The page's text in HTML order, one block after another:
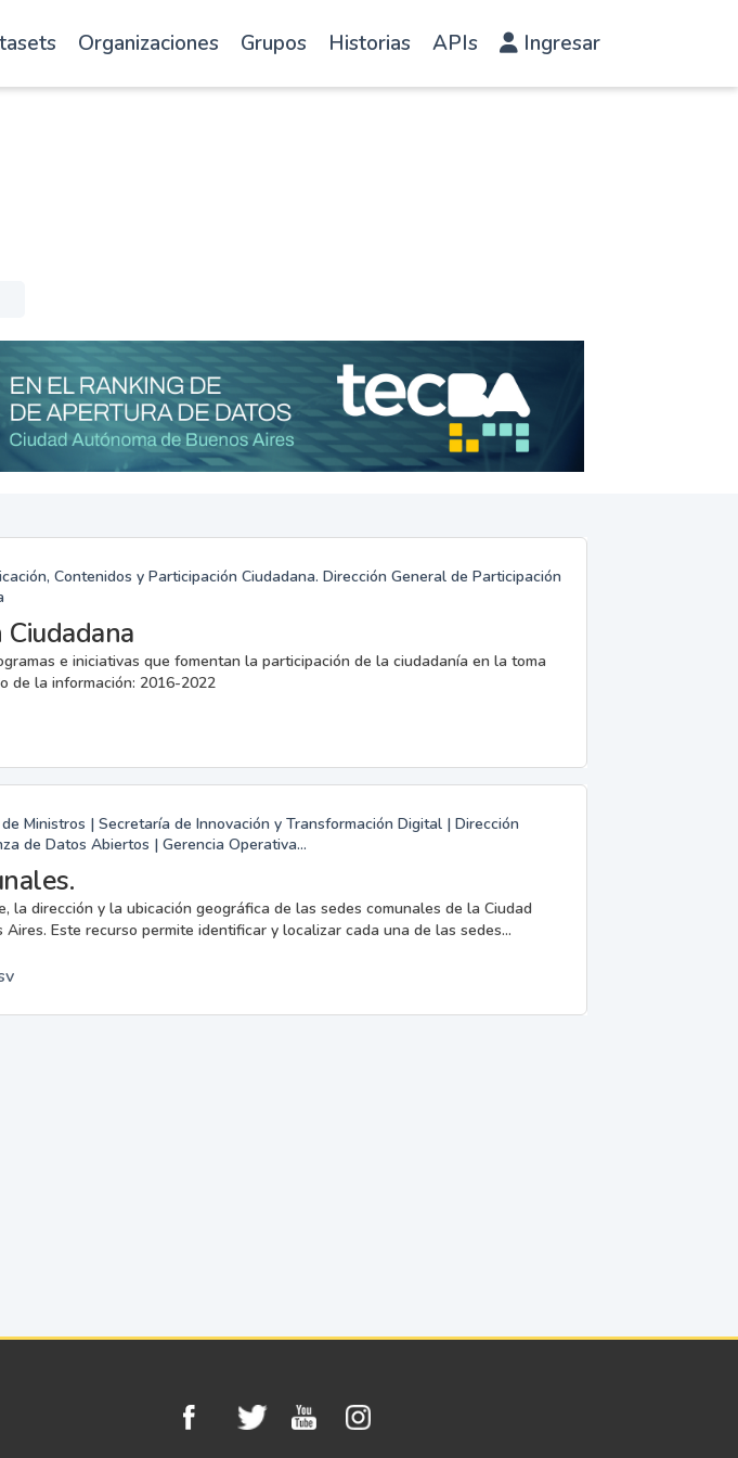
Organizaciones Grupos Historias APIs Ingresar
Contenidos y Participación Ciudadana. Dirección General de Participación
Ciudadana
e iniciativas que fomentan la participación de la ciudadanía en la toma
de la información: 2016-2022
Ministros | Secretaría de Innovación y Transformación Digital | Dirección
de Datos Abiertos | Gerencia Operativa...
la dirección y la ubicación geográfica de las sedes comunales de la Ciudad
Aires. Este recurso permite identificar y localizar cada una de las sedes...